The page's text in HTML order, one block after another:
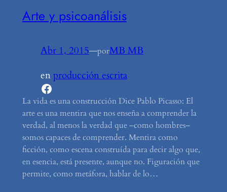
Arte y psicoanálisis
Abr 1, 2015—porMB MB
enproducción escrita
Facebook
La vida es una construcción Dice Pablo Picasso: El
arte es una mentira que nos enseña a comprender la
verdad, al menos la verdad que –como hombres–
somos capaces de comprender. Mentira como
ficción, como escena construída para decir algo que,
en esencia, está presente, aunque no. Figuración que
permite, como metáfora, hablar de lo…